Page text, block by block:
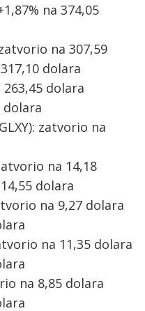
na 374,05
na 307,59
dolara
263,45 dolara
dolara
zatvorio na
na 14,18
dolara
na 9,27 dolara
na 11,35 dolara
na 8,85 dolara